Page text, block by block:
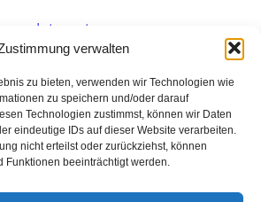
verwalten
zu bieten, verwenden wir Technologien wie
zu speichern und/oder darauf
Technologien zustimmst, können wir Daten
eindeutige IDs auf dieser Website verarbeiten.
nicht erteilst oder zurückziehst, können
Funktionen beeinträchtigt werden.
Intranet
BERATUNG
Agentur Rudolf